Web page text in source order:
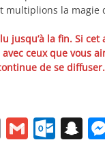
multiplions la magie
jusqu’à la fin. Si
ceux que vous
de se diffuser.
EmailGmail